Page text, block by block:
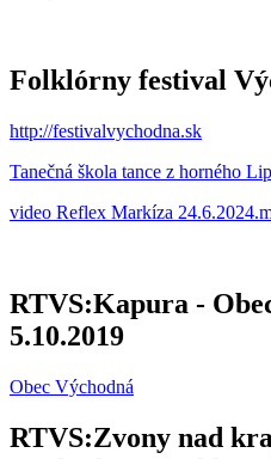
Folklórny festival
http://festivalvychodna.sk
Tanečná škola tance z horného
video Reflex Markíza
RTVS:Kapura -
5.10.2019
Obec Východná
RTVS:Zvony nad